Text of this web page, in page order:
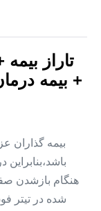
تاراز
+ بیمه
بیمه گذاران
هنگام بازشدن
شده در تیتر